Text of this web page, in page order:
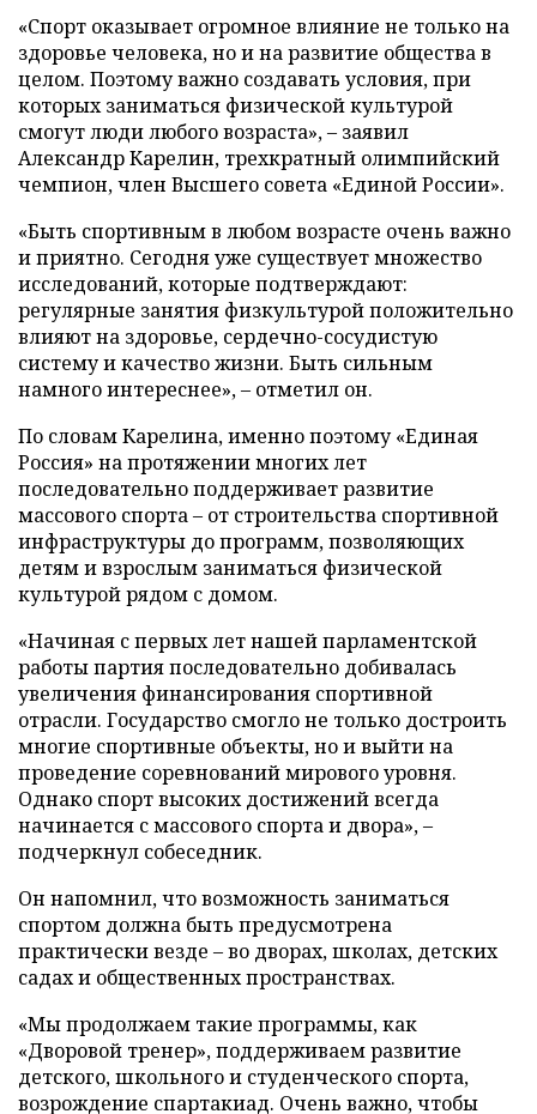
«Спорт оказывает огромное влияние не только на
здоровье человека, но и на развитие общества в
целом. Поэтому важно создавать условия, при
которых заниматься физической культурой
смогут люди любого возраста», – заявил
Александр Карелин, трехкратный олимпийский
чемпион, член Высшего совета «Единой России».
«Быть спортивным в любом возрасте очень важно
и приятно. Сегодня уже существует множество
исследований, которые подтверждают:
регулярные занятия физкультурой положительно
влияют на здоровье, сердечно-сосудистую
систему и качество жизни. Быть сильным
намного интереснее», – отметил он.
По словам Карелина, именно поэтому «Единая
Россия» на протяжении многих лет
последовательно поддерживает развитие
массового спорта – от строительства спортивной
инфраструктуры до программ, позволяющих
детям и взрослым заниматься физической
культурой рядом с домом.
«Начиная с первых лет нашей парламентской
работы партия последовательно добивалась
увеличения финансирования спортивной
отрасли. Государство смогло не только достроить
многие спортивные объекты, но и выйти на
проведение соревнований мирового уровня.
Однако спорт высоких достижений всегда
начинается с массового спорта и двора», –
подчеркнул собеседник.
Он напомнил, что возможность заниматься
спортом должна быть предусмотрена
практически везде – во дворах, школах, детских
садах и общественных пространствах.
«Мы продолжаем такие программы, как
«Дворовой тренер», поддерживаем развитие
детского, школьного и студенческого спорта,
возрождение спартакиад. Очень важно, чтобы